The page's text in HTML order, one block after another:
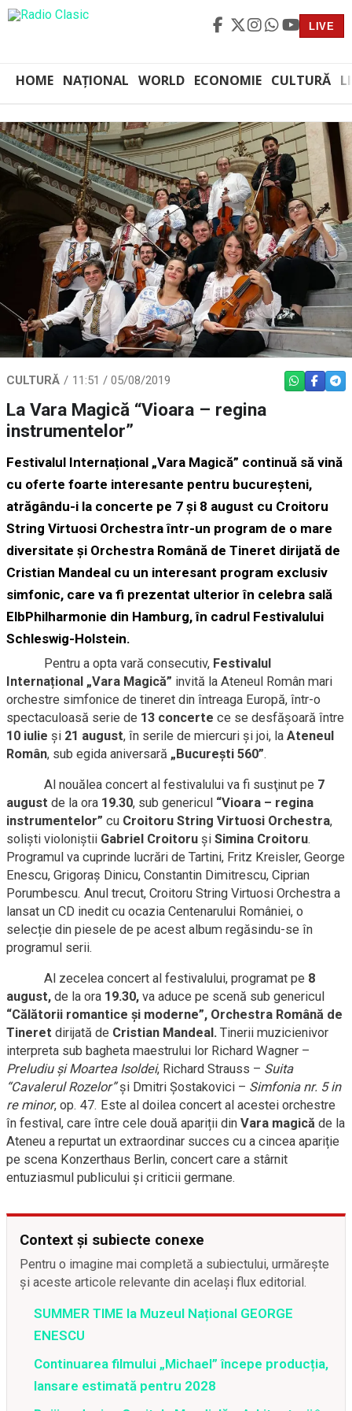
LIVE
HOME NAȚIONAL WORLD ECONOMIE CULTURĂ
CULTURĂ 11:51 / 05/08/2019 WHATSAPP
La Vara Magică “Vioara – regina
instrumentelor”
Festivalul Internațional „Vara Magică” continuă să vină
cu oferte foarte interesante pentru bucureșteni,
atrăgându-i la concerte pe 7 și 8 august cu Croitoru
String Virtuosi Orchestraîntr-un program de o mare
diversitate și Orchestra Română de Tineret dirijată de
Cristian Mandeal cu un interesant program exclusiv
simfonic, care va fi prezentat ulterior în celebra sală
ElbPhilharmonie din Hamburg, în cadrul Festivalului
Schleswig-Holstein.
Pentru a opta vară consecutiv, Festivalul
Internațional „Vara Magică” invită la Ateneul Român mari
orchestre simfonice de tineret din întreaga Europă, într-o
spectaculoasă serie de 13 concerte ce se desfășoară între
10 iulie și 21 august, în serile de miercuri și joi, la Ateneul
Român, sub egida aniversară „Bucureşti 560”.
Al nouălea concert al festivalului va fi susţinut pe 7
august de la ora 19.30, sub genericul “Vioara – regina
instrumentelor” cu Croitoru String Virtuosi Orchestra,
soliști violoniștii Gabriel Croitoru și Simina Croitoru.
Programul va cuprinde lucrări de Tartini, Fritz Kreisler, George
Enescu, Grigoraș Dinicu, Constantin Dimitrescu, Ciprian
Porumbescu. Anul trecut, Croitoru String Virtuosi Orchestra a
lansat un CD inedit cu ocazia Centenarului României, o
selecție din piesele de pe acest album regăsindu-se în
programul serii.
Al zecelea concert al festivalului, programat pe 8
august, de la ora 19.30, va aduce pe scenă sub genericul
“Călătorii romantice și moderne”, Orchestra Română de
Tineret dirijată de Cristian Mandeal. Tinerii muzicienivor
interpreta sub bagheta maestrului lor Richard Wagner –
Preludiu și Moartea Isoldei, Richard Strauss – Suita
“Cavalerul Rozelor”și Dmitri Șostakovici – Simfonia nr. 5 in
re minor, op. 47. Este al doilea concert al acestei orchestre
în festival, care între cele două apariții din Vara magică de la
Ateneu a repurtat un extraordinar succes cu a cincea apariție
pe scena Konzerthaus Berlin, concert care a stârnit
entuziasmul publicului și criticii germane.
Context și subiecte conexe
Pentru o imagine mai completă a subiectului, urmărește
și aceste articole relevante din același flux editorial.
SUMMER TIME la Muzeul Național GEORGE
ENESCU
Continuarea filmului „Michael” începe producția,
lansare estimată pentru 2028